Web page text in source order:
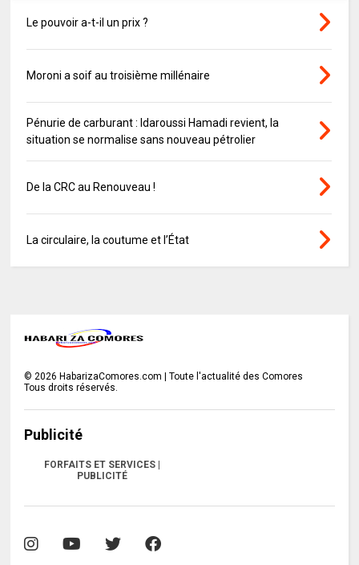
Le pouvoir a-t-il un prix ?
Moroni a soif au troisième millénaire
Pénurie de carburant : Idaroussi Hamadi revient, la
situation se normalise sans nouveau pétrolier
De la CRC au Renouveau !
La circulaire, la coutume et l’État
©2026 HabarizaComores.com | Toute l'actualité des Comores
Tous droits réservés.
Publicité
FORFAITS ET SERVICES |
PUBLICITÉ